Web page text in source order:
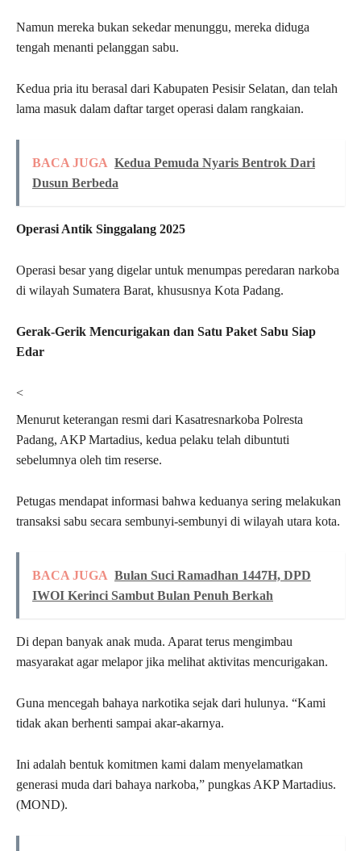
Namun mereka bukan sekedar menunggu, mereka diduga
tengah menanti pelanggan sabu.
Kedua pria itu berasal dari Kabupaten Pesisir Selatan, dan telah
lama masuk dalam daftar target operasi dalam rangkaian.
BACA JUGA Kedua Pemuda Nyaris Bentrok Dari
Dusun Berbeda
Operasi Antik Singgalang 2025
Operasi besar yang digelar untuk menumpas peredaran narkoba
di wilayah Sumatera Barat, khususnya Kota Padang.
Gerak-Gerik Mencurigakan dan Satu Paket Sabu Siap
Edar
<
Menurut keterangan resmi dari Kasatresnarkoba Polresta
Padang, AKP Martadius, kedua pelaku telah dibuntuti
sebelumnya oleh tim reserse.
Petugas mendapat informasi bahwa keduanya sering melakukan
transaksi sabu secara sembunyi-sembunyi di wilayah utara kota.
BACA JUGA Bulan Suci Ramadhan 1447H, DPD
IWOI Kerinci Sambut Bulan Penuh Berkah
Di depan banyak anak muda. Aparat terus mengimbau
masyarakat agar melapor jika melihat aktivitas mencurigakan.
Guna mencegah bahaya narkotika sejak dari hulunya. “Kami
tidak akan berhenti sampai akar-akarnya.
Ini adalah bentuk komitmen kami dalam menyelamatkan
generasi muda dari bahaya narkoba,” pungkas AKP Martadius.
(MOND).